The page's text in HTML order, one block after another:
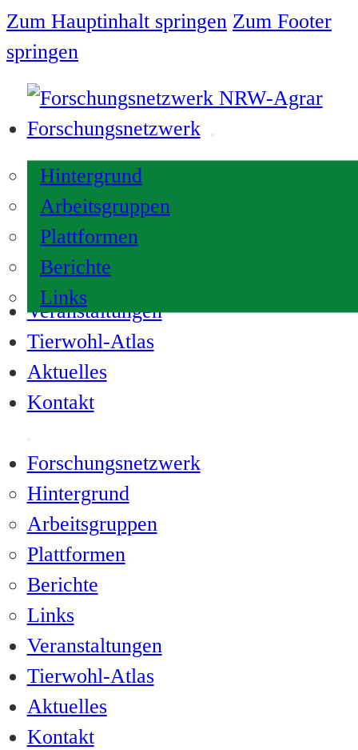
Zum Hauptinhalt springen Zum Footer
springen
Forschungsnetzwerk
Hintergrund
Arbeitsgruppen
Plattformen
Berichte
Links
Veranstaltungen
Tierwohl-Atlas
Aktuelles
Kontakt
Forschungsnetzwerk
Hintergrund
Arbeitsgruppen
Plattformen
Berichte
Links
Veranstaltungen
Tierwohl-Atlas
Aktuelles
Kontakt